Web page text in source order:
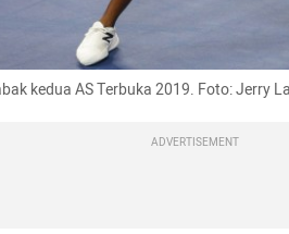
kedua AS Terbuka 2019. Foto: Jerry
ADVERTISEMENT